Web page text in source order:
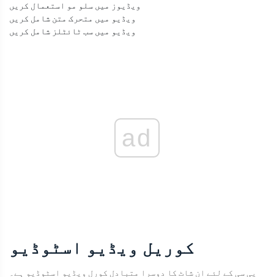
ویڈیوز میں سلو مو استعمال کریں
ویڈیو میں متحرک متن شامل کریں
ویڈیو میں سب ٹائٹلز شامل کریں
ad
کوریل ویڈیو اسٹوڈیو
پی سی کے لئے ان شاٹ کا دوسرا متبادل کورل ویڈیو اسٹوڈیو ہے۔